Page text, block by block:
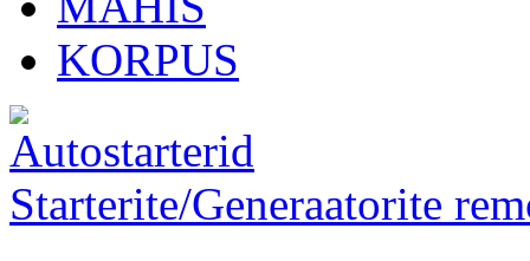
KORPUS
Starterite/Generaatorite